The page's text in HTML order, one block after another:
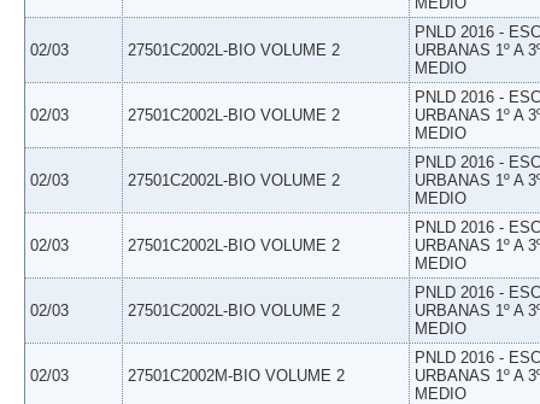
02/03 27501C2002L-BIO VOLUME 2
PNLD 2016 -
URBANAS 1º A
MEDIO
02/03 27501C2002L-BIO VOLUME 2
PNLD 2016 -
URBANAS 1º A
MEDIO
02/03 27501C2002L-BIO VOLUME 2
PNLD 2016 -
URBANAS 1º A
MEDIO
02/03 27501C2002L-BIO VOLUME 2
PNLD 2016 -
URBANAS 1º A
MEDIO
02/03 27501C2002L-BIO VOLUME 2
PNLD 2016 -
URBANAS 1º A
MEDIO
02/03 27501C2002M-BIO VOLUME 2
PNLD 2016 -
URBANAS 1º A
MEDIO